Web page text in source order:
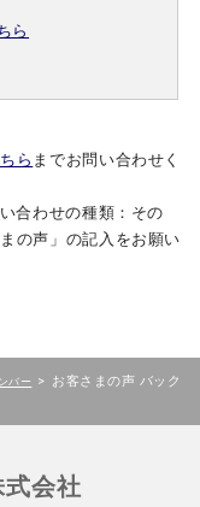
ら
ら までお問い合わせく
合わせの種類：その
の声」の記入をお願い
バー > お客さまの声 バック
会社